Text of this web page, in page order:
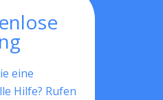
eine
Hilfe? Rufen